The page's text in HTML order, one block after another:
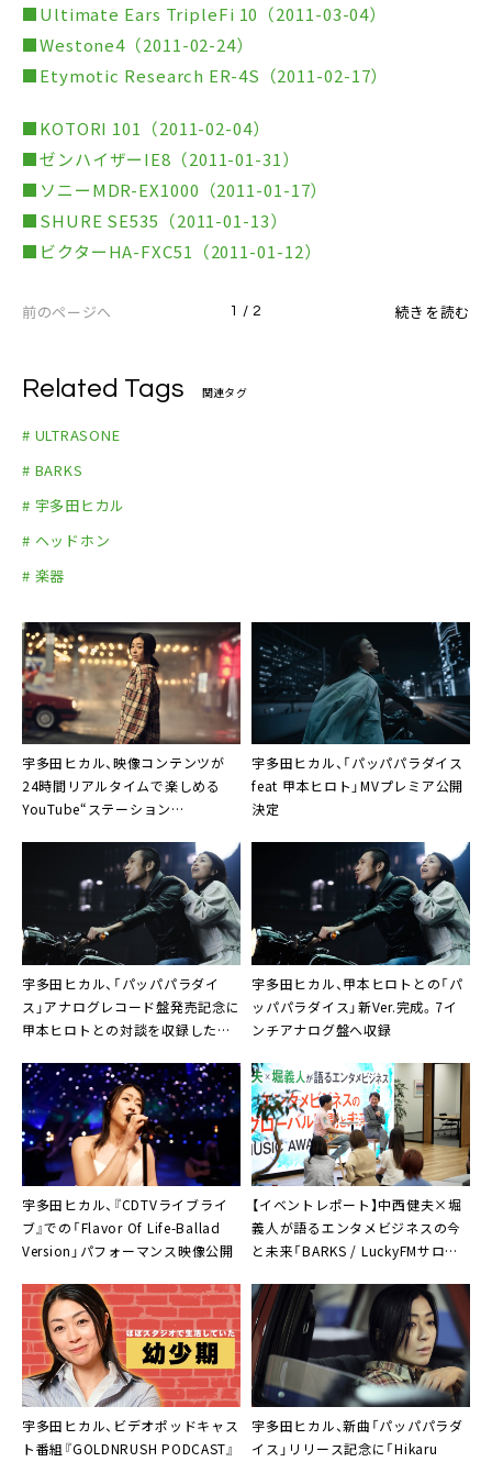
■Ultimate Ears TripleFi 10（2011-03-04）
■Westone4（2011-02-24）
■Etymotic Research ER-4S（2011-02-17）
■KOTORI 101（2011-02-04）
■ゼンハイザーIE8（2011-01-31）
■ソニーMDR-EX1000（2011-01-17）
■SHURE SE535（2011-01-13）
■ビクターHA-FXC51（2011-01-12）
前のページへ 1 / 2 続きを読む
Related Tags 関連タグ
# ULTRASONE
# BARKS
# 宇多田ヒカル
# ヘッドホン
# 楽器
宇多田ヒカル、映像コンテンツが
24時間リアルタイムで楽しめる
YouTube“ステーション
宇多田ヒカル、「パッパパラダイス
feat 甲本ヒロト」MVプレミア公開
決定
宇多田ヒカル、「パッパパラダイ
ス」アナログレコード盤発売記念に
甲本ヒロトとの対談を収録したス
宇多田ヒカル、甲本ヒロトとの「パ
ッパパラダイス」新Ver.完成。7イ
ンチアナログ盤へ収録
宇多田ヒカル、『CDTVライブライ
ブ』での「Flavor Of Life-Ballad
Version」パフォーマンス映像公開
【イベントレポート】中西健夫×堀
義人が語るエンタメビジネスの今
と未来「BARKS / LuckyFMサロン」
宇多田ヒカル、ビデオポッドキャス
ト番組『GOLDNRUSH PODCAST』
宇多田ヒカル、新曲「パッパパラダ
イス」リリース記念に「Hikaru